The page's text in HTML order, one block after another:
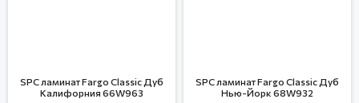
SPC ламинат Fargo Сlassic Дуб
Калифорния 66W963
SPC ламинат Fargo Сlassic Дуб
Нью-Йорк 68W932